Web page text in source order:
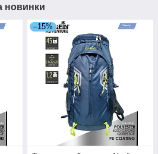
новинки
–15%